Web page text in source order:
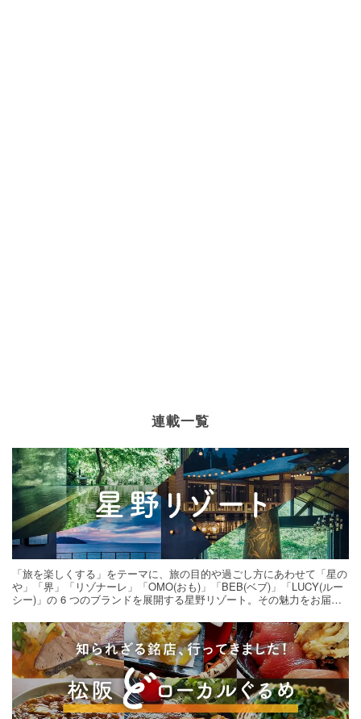
連載一覧
「旅を楽しくする」をテーマに、旅の目的や過ごし方にあわせて「星の
や」「界」「リゾナーレ」「OMO(おも)」「BEB(ベブ)」「LUCY(ルー
シー)」の 6 つのブランドを展開する星野リゾート。その魅力をお届け